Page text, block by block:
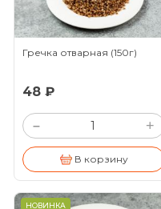
Гречка отварная (150г)
48 ₽
– +
В корзину
НОВИНКА